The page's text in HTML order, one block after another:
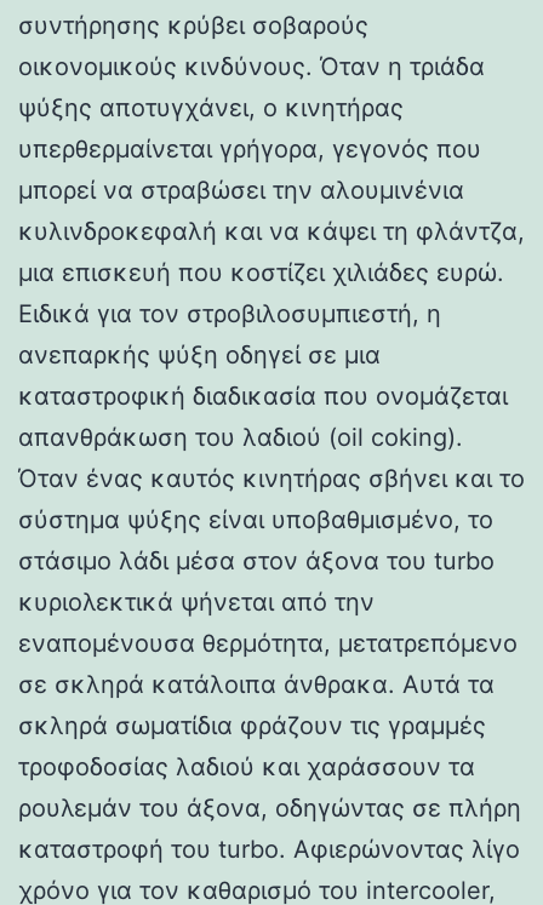
συντήρησης κρύβει σοβαρούς
οικονομικούς κινδύνους. Όταν η τριάδα
ψύξης αποτυγχάνει, ο κινητήρας
υπερθερμαίνεται γρήγορα, γεγονός που
μπορεί να στραβώσει την αλουμινένια
κυλινδροκεφαλή και να κάψει τη φλάντζα,
μια επισκευή που κοστίζει χιλιάδες ευρώ.
Ειδικά για τον στροβιλοσυμπιεστή, η
ανεπαρκής ψύξη οδηγεί σε μια
καταστροφική διαδικασία που ονομάζεται
απανθράκωση του λαδιού (oil coking).
Όταν ένας καυτός κινητήρας σβήνει και το
σύστημα ψύξης είναι υποβαθμισμένο, το
στάσιμο λάδι μέσα στον άξονα του turbo
κυριολεκτικά ψήνεται από την
εναπομένουσα θερμότητα, μετατρεπόμενο
σε σκληρά κατάλοιπα άνθρακα. Αυτά τα
σκληρά σωματίδια φράζουν τις γραμμές
τροφοδοσίας λαδιού και χαράσσουν τα
ρουλεμάν του άξονα, οδηγώντας σε πλήρη
καταστροφή του turbo. Αφιερώνοντας λίγο
χρόνο για τον καθαρισμό του intercooler,